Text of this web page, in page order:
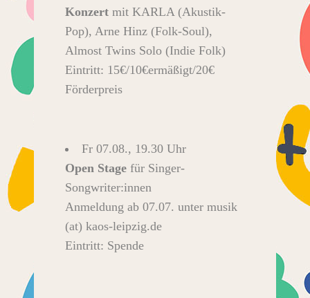
Konzert mit KARLA (Akustik-
Pop), Arne Hinz (Folk-Soul),
Almost Twins Solo (Indie Folk)
Eintritt: 15€/10€ermäßigt/20€
Förderpreis
Fr 07.08., 19.30 Uhr
Open Stage für Singer-
Songwriter:innen
Anmeldung ab 07.07. unter musik
(at) kaos-leipzig.de
Eintritt: Spende